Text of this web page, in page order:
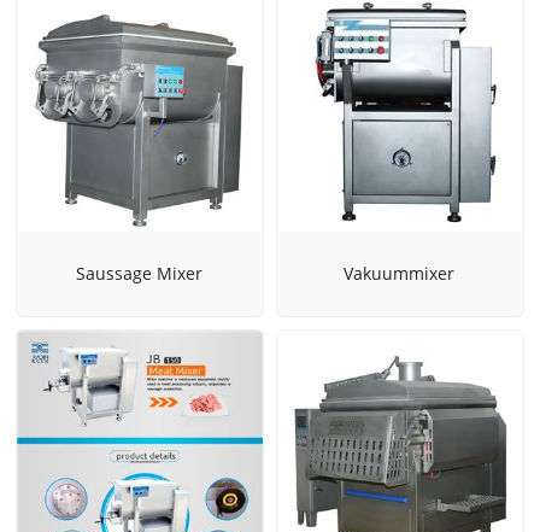
Saussage Mixer Vakuummixer